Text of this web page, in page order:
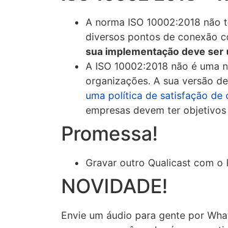
A norma ISO 10002:2018
diversos pontos de conexão
sua implementação deve ser
A ISO 10002:2018 não é
organizações. A sua versão
uma política de satisfação de
empresas devem ter
Promessa!
Gravar outro Qualicast com o
NOVIDADE!
Envie um áudio para gente por